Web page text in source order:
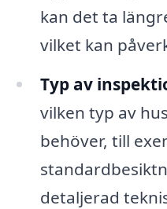
kan det ta
vilket kan
Typ av
vilken typ av
behöver, till
detaljerad